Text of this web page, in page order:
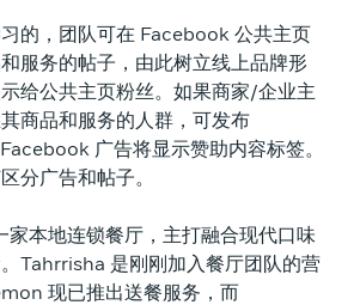
的，团队可在 Facebook 公共主页
服务的帖子，由此树立线上品牌形
给公共主页粉丝。如果商家/企业主
商品和服务的人群，可发布
广告将显示赞助内容标签。
分广告和帖子。
本地连锁餐厅，主打融合现代口味
Tahrrisha 是刚刚加入餐厅团队的营
现已推出送餐服务，而